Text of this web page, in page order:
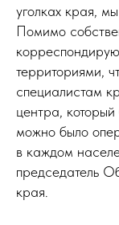
уголках края,
Помимо
территориями,
специалистам
центра, который
можно было
в каждом
председатель
края.